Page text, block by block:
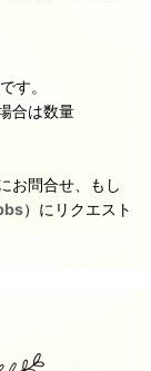
す。
合は数量
お問合せ、もし
）にリクエスト